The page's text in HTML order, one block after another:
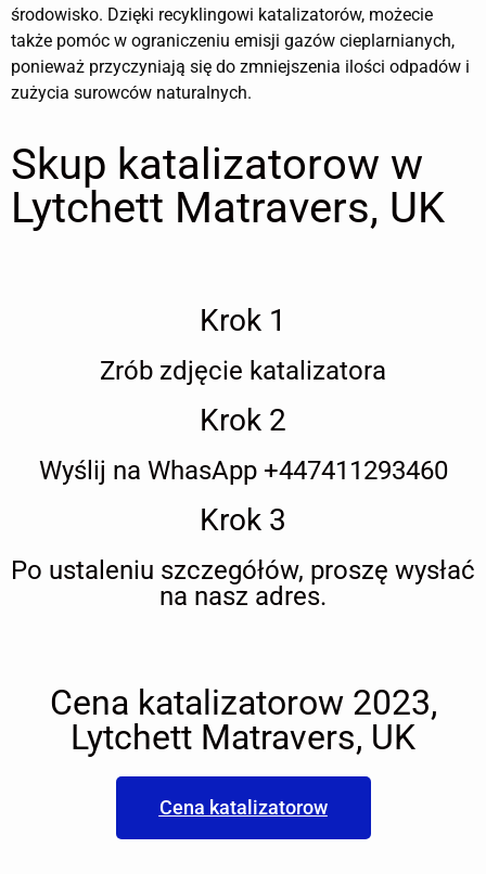
środowisko. Dzięki recyklingowi katalizatorów, możecie
także pomóc w ograniczeniu emisji gazów cieplarnianych,
ponieważ przyczyniają się do zmniejszenia ilości odpadów i
zużycia surowców naturalnych.
Skup katalizatorow w
Lytchett Matravers, UK
Krok 1
Zrób zdjęcie katalizatora
Krok 2
Wyślij na WhasApp +447411293460
Krok 3
Po ustaleniu szczegółów, proszę wysłać
na nasz adres.
Cena katalizatorow 2023,
Lytchett Matravers, UK
Cena katalizatorow